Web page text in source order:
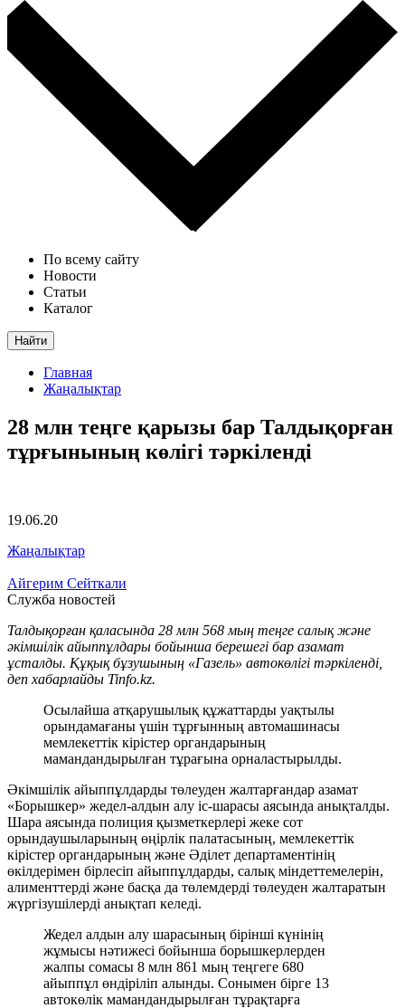
По всему сайту
Новости
Статьи
Каталог
Найти
Главная
Жаңалықтар
28 млн теңге қарызы бар Талдықорған
тұрғынының көлігі тәркіленді
19.06.20
Жаңалықтар
Айгерим Сейткали
Служба новостей
Талдықорған қаласында 28 млн 568 мың теңге салық және
әкімшілік айыппұлдары бойынша берешегі бар азамат
ұсталды. Құқық бұзушының «Газель» автокөлігі тәркіленді,
деп хабарлайды Tinfo.kz.
Осылайша атқарушылық құжаттарды уақтылы
орындамағаны үшін тұрғынның автомашинасы
мемлекеттік кірістер органдарының
мамандандырылған тұрағына орналастырылды.
Әкімшілік айыппұлдарды төлеуден жалтарғандар азамат
«Борышкер» жедел-алдын алу іс-шарасы аясында анықталды.
Шара аясында полиция қызметкерлері жеке сот
орындаушыларының өңірлік палатасының, мемлекеттік
кірістер органдарының және Әділет департаментінің
өкілдерімен бірлесіп айыппұлдарды, салық міндеттемелерін,
алименттерді және басқа да төлемдерді төлеуден жалтаратын
жүргізушілерді анықтап келеді.
Жедел алдын алу шарасының бірінші күнінің
жұмысы нәтижесі бойынша борышкерлерден
жалпы сомасы 8 млн 861 мың теңгеге 680
айыппұл өндіріліп алынды. Сонымен бірге 13
автокөлік мамандандырылған тұрақтарға